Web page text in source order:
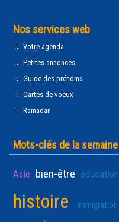
Nos services web
Votre agenda
Petites annonces
Guide des prénoms
Cartes de voeux
Ramadan
Mots-clés de la semaine
Asie bien-être éducation
histoire immigration